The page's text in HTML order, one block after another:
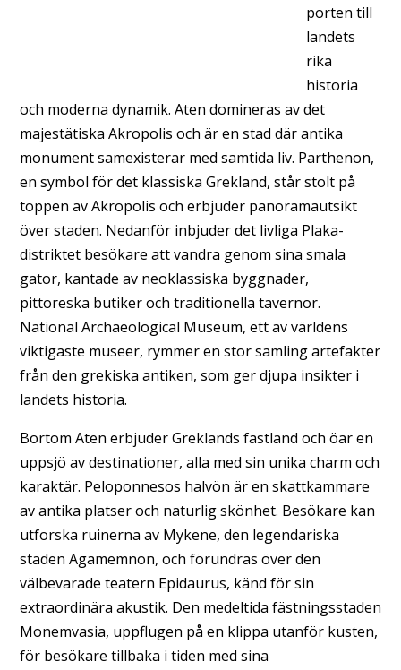
porten till
landets
rika
historia
och moderna dynamik. Aten domineras av det
majestätiska Akropolis och är en stad där antika
monument samexisterar med samtida liv. Parthenon,
en symbol för det klassiska Grekland, står stolt på
toppen av Akropolis och erbjuder panoramautsikt
över staden. Nedanför inbjuder det livliga Plaka-
distriktet besökare att vandra genom sina smala
gator, kantade av neoklassiska byggnader,
pittoreska butiker och traditionella tavernor.
National Archaeological Museum, ett av världens
viktigaste museer, rymmer en stor samling artefakter
från den grekiska antiken, som ger djupa insikter i
landets historia.
Bortom Aten erbjuder Greklands fastland och öar en
uppsjö av destinationer, alla med sin unika charm och
karaktär. Peloponnesos halvön är en skattkammare
av antika platser och naturlig skönhet. Besökare kan
utforska ruinerna av Mykene, den legendariska
staden Agamemnon, och förundras över den
välbevarade teatern Epidaurus, känd för sin
extraordinära akustik. Den medeltida fästningsstaden
Monemvasia, uppflugen på en klippa utanför kusten,
för besökare tillbaka i tiden med sina